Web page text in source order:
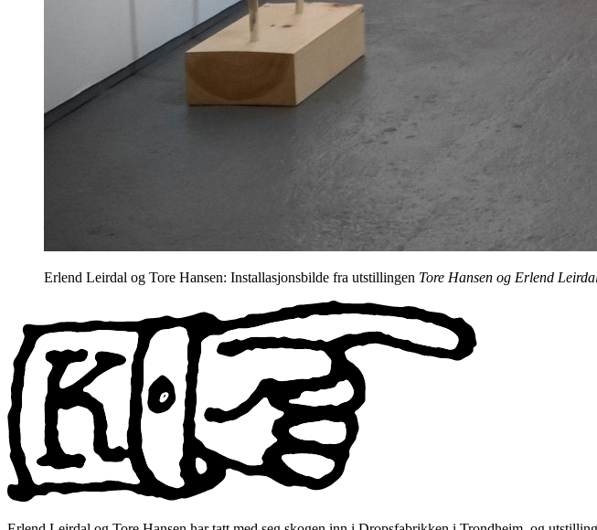
Erlend Leirdal og Tore Hansen: Installasjonsbilde fra utstillingen Tore Hansen og Erlend